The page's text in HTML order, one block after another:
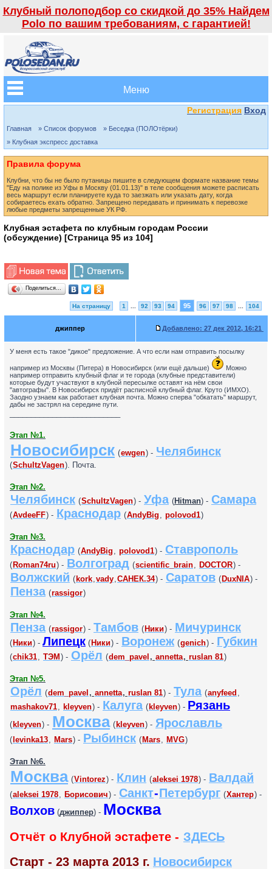
Клубный полоподбор со скидкой до 35% Найдем
Polo по вашим требованиям, с гарантией!
Меню
Регистрация Вход
Главная » Список форумов
» Беседка (ПОЛОтёрки)
» Клубная экспресс доставка
Правила форума
Клубни, что бы не было путаницы пишите в следующем формате название темы
"Еду на полике из Уфы в Москву (01.01.13)" в теле сообщения можете расписать
весь маршрут если планируете куда то заезжать или указать дату, когда
собираетесь ехать обратно. Запрещено передавать и принимать к перевозке
любые предметы запрещенные УК РФ.
Клубная эстафета по клубным городам России
(обсуждение) [Страница 95 из 104]
Поделиться…
На страницу 1 92 93 94 95 96 97 98 104
джиппер Добавлено: 27 дек 2012, 16:21
У меня есть такое "дикое" предложение. А что если нам отправить посылку
например из Москвы (Питера) в Новосибирск (или ещё дальше)
Можно
например отправить клубный флаг и те города (клубные представители)
которые будут участвуют в клубной пересылке оставят на нём свои
"автографы". В Новосибирск придёт расписной клубный флаг. Круто (ИМХО).
Заодно узнаем как работает клубная почта. Можно сперва "обкатать" маршрут,
дабы не застрял на середине пути.
Этап №1.
Новосибирск (ewgen) - Челябинск
(SchultzVagen). Почта.
Этап №2.
Челябинск (SchultzVagen) - Уфа (Hitman) - Самара
(AvdeeFF) - Краснодар (AndyBig , polovod1)
Этап №3.
Краснодар (AndyBig , polovod1) - Ставрополь
( Roman74ru) - Волгоград (scientific_brain, DOCTOR) -
Волжский ( kork,vady,САНЕК.34) - Саратов ( DuxNIA) -
Пенза (rassigor)
Этап №4.
Пенза (rassigor) - Тамбов ( Ники) - Мичуринск
( Ники) - Липецк ( Ники) - Воронеж (genich) - Губкин
(chik31, ТЭМ ) - Орёл (dem_pavel , annetta, ruslan 81)
Этап №5.
Орёл (dem_pavel , annetta, ruslan 81) - Тула (anyfeed ,
mashakov71, kleyven) - Калуга ( kleyven) - Рязань
( kleyven) - Москва ( kleyven) - Ярославль
( levinka13, Mars) - Рыбинск ( Mars, MVG)
Этап №6.
Москва (Vintorez) - Клин (aleksei 1978) - Валдай
(aleksei 1978, Борисович) - Санкт-Петербург (Хантер) -
Волхов (джиппер) - Москва
Отчёт о Клубной эстафете - ЗДЕСЬ
Старт - 23 марта 2013 г. Новосибирск